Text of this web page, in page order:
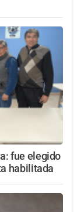
fue elegido
habilitada